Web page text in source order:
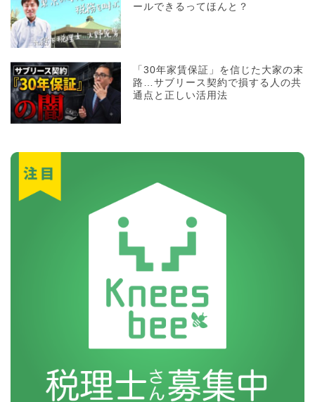
ールできるってほんと？
「30年家賃保証」を信じた大家の末
路…サブリース契約で損する人の共
通点と正しい活用法